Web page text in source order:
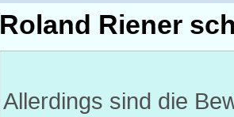
Roland Riener
Allerdings sind die